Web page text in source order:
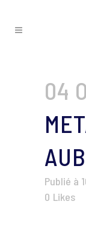
04
Publié à
0 Likes